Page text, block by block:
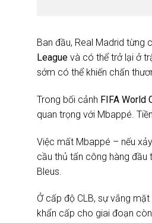
Ban đầu, Real Madrid từng
League và có thể trở lại ở
sớm có thể khiến chấn
Trong bối cảnh FIFA World
quan trọng với Mbappé.
Việc mất Mbappé – nếu
cầu thủ tấn công hàng đầu
Bleus.
Ở cấp độ CLB, sự vắng
khẩn cấp cho giai đoạn